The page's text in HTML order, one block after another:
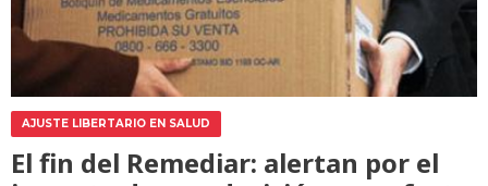
AJUSTE LIBERTARIO EN SALUD
El fin del Remediar: alertan por el